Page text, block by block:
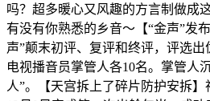
吗？超多暖心又风趣的方言制做成
有没有你熟悉的乡音～【“金声”发
声”颠末初评、复评和终评，评选
电视播音员掌管人各10名。掌管人
人”。【天宫拆上了碎片防护安拆